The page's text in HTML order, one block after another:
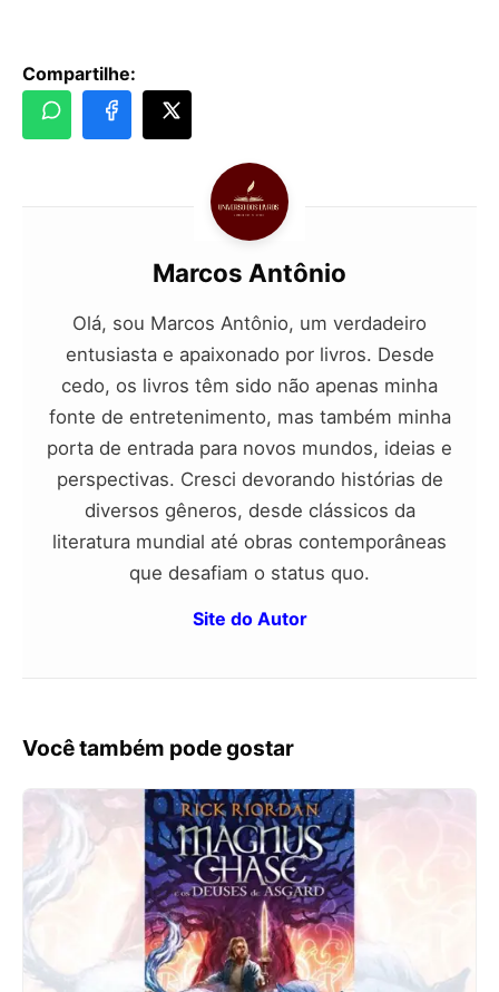
Compartilhe:
Marcos Antônio
Olá, sou Marcos Antônio, um verdadeiro
entusiasta e apaixonado por livros. Desde
cedo, os livros têm sido não apenas minha
fonte de entretenimento, mas também minha
porta de entrada para novos mundos, ideias e
perspectivas. Cresci devorando histórias de
diversos gêneros, desde clássicos da
literatura mundial até obras contemporâneas
que desafiam o status quo.
Site do Autor
Você também pode gostar